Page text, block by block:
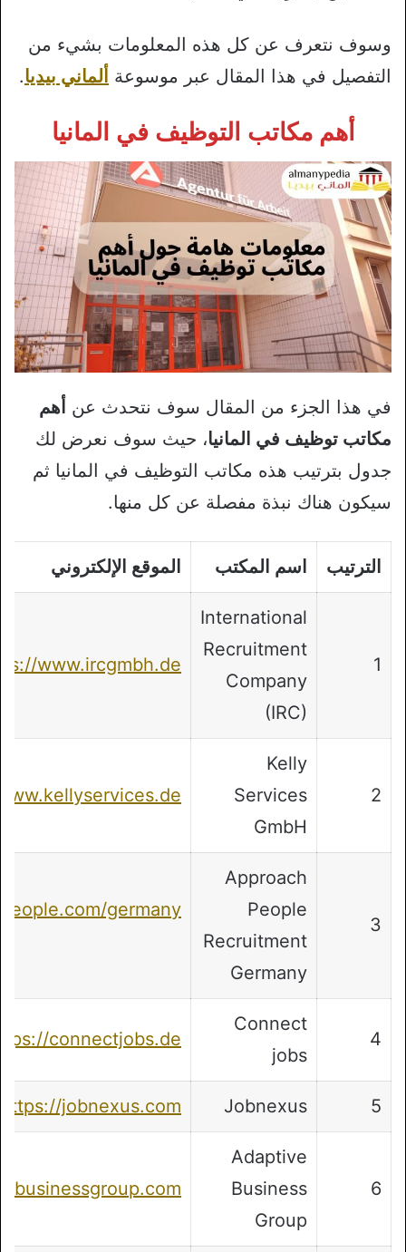
وسوف نتعرف عن كل هذه المعلومات بشيء من
التفصيل في هذا المقال عبر موسوعة ألماني بيديا.
أهم مكاتب التوظيف في المانيا
في هذا الجزء من المقال سوف نتحدث عن أهم
مكاتب توظيف في المانيا، حيث سوف نعرض لك
جدول بترتيب هذه مكاتب التوظيف في المانيا ثم
سيكون هناك نبذة مفصلة عن كل منها.
الترتيب اسم المكتب الموقع الإلكتروني
1
International
Recruitment
Company
(IRC)
www.ircgmbh.de/
2
Kelly
Services
GmbH
3
Approach
People
Recruitment
Germany
germany
4
Connect
jobs
connectjobs.de/
5
Jobnexus
https://jobnexus.com/
6
Adaptive
Business
Group